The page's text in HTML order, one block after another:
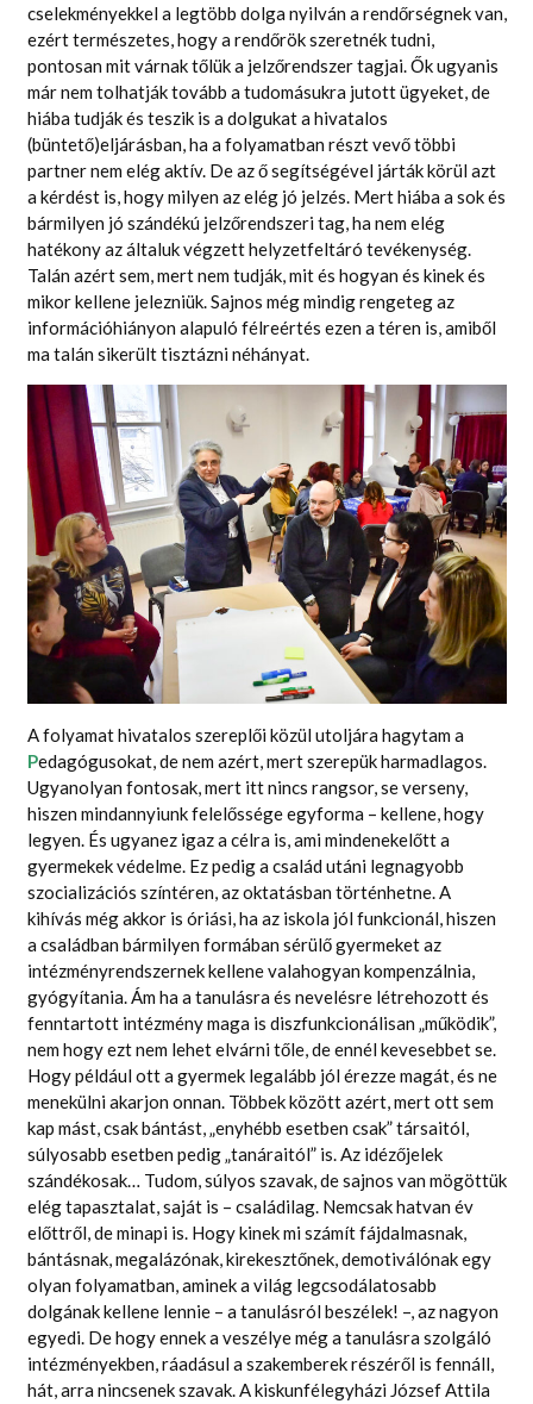
cselekményekkel a legtöbb dolga nyilván a rendőrségnek van,
ezért természetes, hogy a rendőrök szeretnék tudni,
pontosan mit várnak tőlük a jelzőrendszer tagjai. Ők ugyanis
már nem tolhatják tovább a tudomásukra jutott ügyeket, de
hiába tudják és teszik is a dolgukat a hivatalos
(büntető)eljárásban, ha a folyamatban részt vevő többi
partner nem elég aktív. De az ő segítségével járták körül azt
a kérdést is, hogy milyen az elég jó jelzés. Mert hiába a sok és
bármilyen jó szándékú jelzőrendszeri tag, ha nem elég
hatékony az általuk végzett helyzetfeltáró tevékenység.
Talán azért sem, mert nem tudják, mit és hogyan és kinek és
mikor kellene jelezniük. Sajnos még mindig rengeteg az
információhiányon alapuló félreértés ezen a téren is, amiből
ma talán sikerült tisztázni néhányat.
A folyamat hivatalos szereplői közül utoljára hagytam a
Pedagógusokat, de nem azért, mert szerepük harmadlagos.
Ugyanolyan fontosak, mert itt nincs rangsor, se verseny,
hiszen mindannyiunk felelőssége egyforma – kellene, hogy
legyen. És ugyanez igaz a célra is, ami mindenekelőtt a
gyermekek védelme. Ez pedig a család utáni legnagyobb
szocializációs színtéren, az oktatásban történhetne. A
kihívás még akkor is óriási, ha az iskola jól funkcionál, hiszen
a családban bármilyen formában sérülő gyermeket az
intézményrendszernek kellene valahogyan kompenzálnia,
gyógyítania. Ám ha a tanulásra és nevelésre létrehozott és
fenntartott intézmény maga is diszfunkcionálisan „működik”,
nem hogy ezt nem lehet elvárni tőle, de ennél kevesebbet se.
Hogy például ott a gyermek legalább jól érezze magát, és ne
menekülni akarjon onnan. Többek között azért, mert ott sem
kap mást, csak bántást, „enyhébb esetben csak” társaitól,
súlyosabb esetben pedig „tanáraitól” is. Az idézőjelek
szándékosak… Tudom, súlyos szavak, de sajnos van mögöttük
elég tapasztalat, saját is – családilag. Nemcsak hatvan év
előttről, de minapi is. Hogy kinek mi számít fájdalmasnak,
bántásnak, megalázónak, kirekesztőnek, demotiválónak egy
olyan folyamatban, aminek a világ legcsodálatosabb
dolgának kellene lennie – a tanulásról beszélek! –, az nagyon
egyedi. De hogy ennek a veszélye még a tanulásra szolgáló
intézményekben, ráadásul a szakemberek részéről is fennáll,
hát, arra nincsenek szavak. A kiskunfélegyházi József Attila